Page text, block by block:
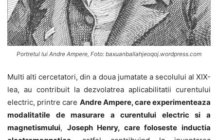
Portretul lui Andre Ampere, Foto: baxuanballahjeoqoj.wordpress.com
Multi alti cercetatori, din a doua jumatate a secolului al XIX-
lea, au contribuit la dezvolatrea aplicabilitatii curentului
electric, printre care Andre Ampere, care experimenteaza
modalitatile de masurare a curentului electric si a
magnetismului, Joseph Henry, care foloseste inductia